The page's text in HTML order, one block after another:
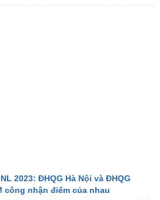
2023: ĐHQG Hà Nội và ĐHQG
công nhận điểm của nhau